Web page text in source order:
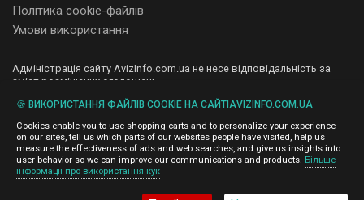
Політика cookie-файлів
Умови використання
Адміністрація сайту AvizInfo.com.ua не несе відповідальність за
зміст розміщених оголошень.
і не продаємо особисту інформацію зареєстрованих користувачів
AvizInfo.com.ua третім особам. Ми не відповідаємо за правила
конфіденційності сайтів на які посилається AvizInfo.com.ua. На
деяких сторінках нашого сайту представлена реклама Google
Adsense Advertising Network. Щоб дізнатися детальніше про
правила конфіденційності Google
🍪 ВИКОРИСТАННЯ ФАЙЛІВ COOKIE НА САЙТІAVIZINFO.COM.UA
Cookies enable you to use shopping carts and to personalize your experience
on our sites, tell us which parts of our websites people have visited, help us
measure the effectiveness of ads and web searches, and give us insights into
user behavior so we can improve our communications and products. Більше
інформації про використання кук